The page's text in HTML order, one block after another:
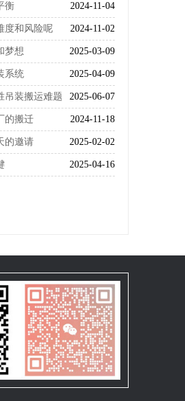
2024-11-04
衡
2024-11-02
度和风险呢
2025-03-09
梦想
2025-04-09
系统
2025-06-07
吊装搬运难题
2024-11-18
的搬迁
2025-02-02
的邀请
2025-04-16